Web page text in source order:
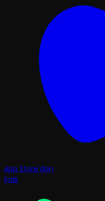
App Store'dan
İndir